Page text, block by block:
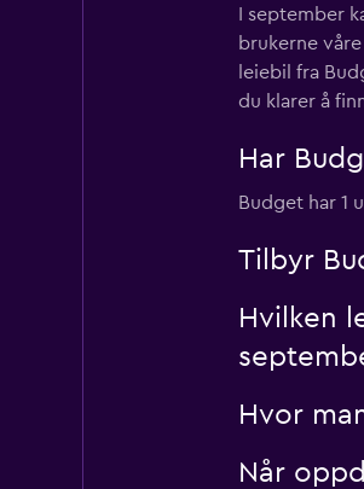
I september
brukerne
leiebil fra
du klarer å
Har
Budget har 1
Tilbyr
Hvilken
Hvor
Når